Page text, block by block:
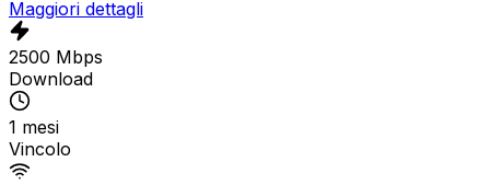
Maggiori dettagli
2500 Mbps
Download
1 mesi
Vincolo